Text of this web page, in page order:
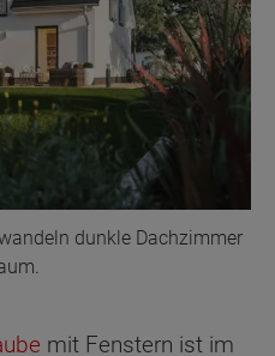
dunkle Dachzimmer
mit Fenstern ist im